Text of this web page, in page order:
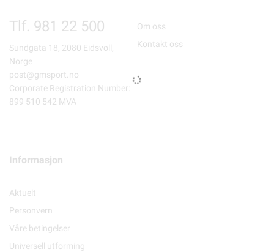
Tlf. 981 22 500
Sundgata 18, 2080 Eidsvoll,
Norge
post@gmsport.no
Corporate Registration Number:
899 510 542 MVA
Om oss
Kontakt oss
Informasjon
Aktuelt
Personvern
Våre betingelser
Universell utforming